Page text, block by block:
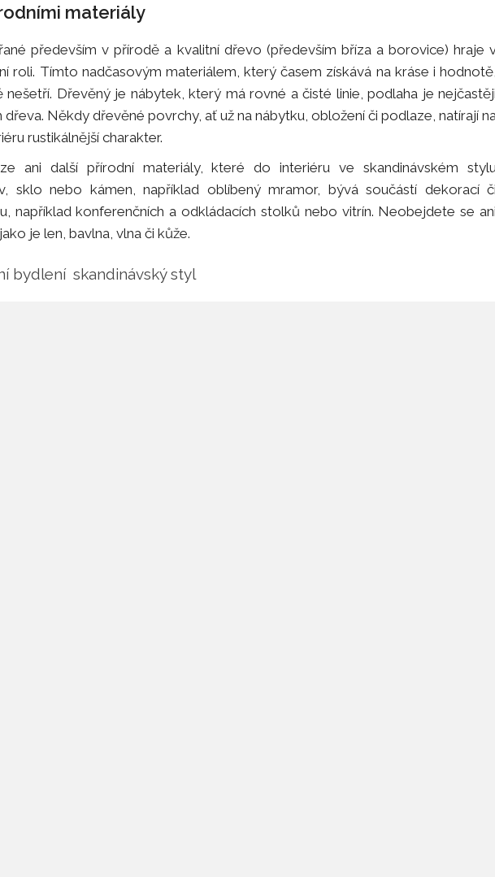
materiály
především v přírodě a kvalitní dřevo (především bříza a borovice) hraje
roli. Tímto nadčasovým materiálem, který časem získává na kráse i hodnotě,
nešetří. Dřevěný je nábytek, který má rovné a čisté linie, podlaha je nejčastěji
Někdy dřevěné povrchy, ať už na nábytku, obložení či podlaze, natírají
rustikálnější charakter.
ani další přírodní materiály, které do interiéru ve skandinávském stylu
sklo nebo kámen, například oblíbený mramor, bývá součástí dekorací či
například konferenčních a odkládacích stolků nebo vitrín. Neobejdete se ani
je len, bavlna, vlna či kůže.
bydlení skandinávský styl